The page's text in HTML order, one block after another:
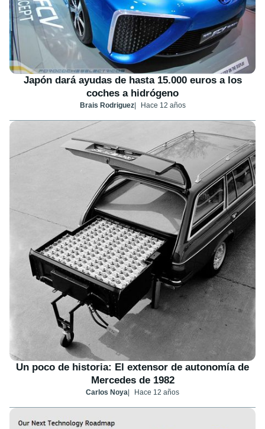
Japón dará ayudas de hasta 15.000 euros a los
coches a hidrógeno
Brais Rodriguez Hace 12 años
Un poco de historia: El extensor de autonomía de
Mercedes de 1982
Carlos Noya Hace 12 años